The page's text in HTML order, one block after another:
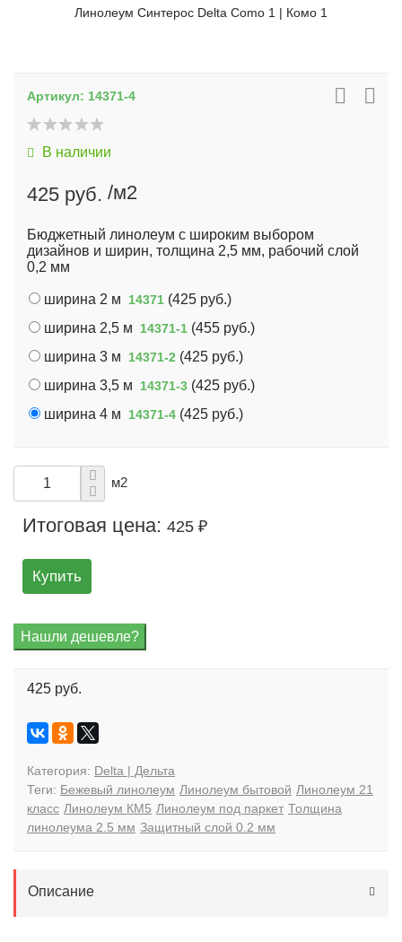
Линолеум Синтерос Delta Como 1 | Комо 1
Артикул: 14371-4
В наличии
425 руб. /м2
Бюджетный линолеум с широким выбором
дизайнов и ширин, толщина 2,5 мм, рабочий слой
0,2 мм
ширина 2 м 14371 (425 руб.)
ширина 2,5 м
14371-1 (455 руб.)
ширина 3 м
14371-2 (425 руб.)
ширина 3,5 м
14371-3 (425 руб.)
ширина 4 м
14371-4 (425 руб.)
м2
Итоговая цена: 425 ₽
Купить
425 руб.
Категория: Delta | Дельта
Теги: Бежевый линолеум Линолеум бытовой Линолеум 21
класс Линолеум КМ5 Линолеум под паркет Толщина
линолеума 2.5 мм Защитный слой 0.2 мм
Описание